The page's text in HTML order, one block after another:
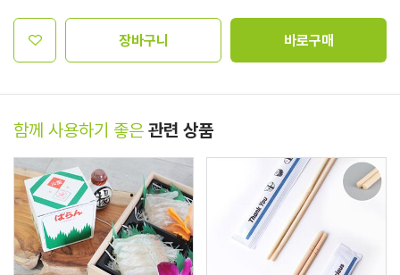
장바구니 바로구매
함께 사용하기 좋은 관련 상품